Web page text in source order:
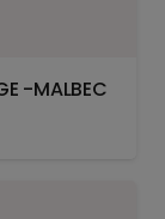
-MALBEC